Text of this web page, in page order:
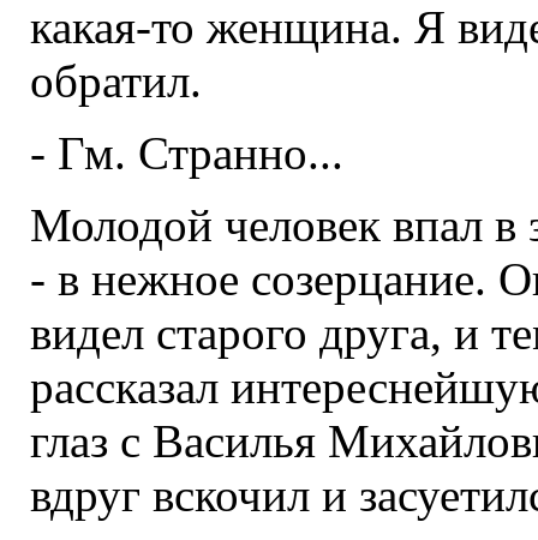
какая-то женщина. Я
обратил.
- Гм. Странно...
Молодой человек впал в
- в нежное созерцание.
видел старого друга, и
рассказал
глаз с Василья
вдруг вскочил и